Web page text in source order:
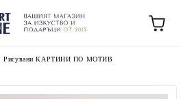
Рисувани КАРТИНИ ПО МОТИВ